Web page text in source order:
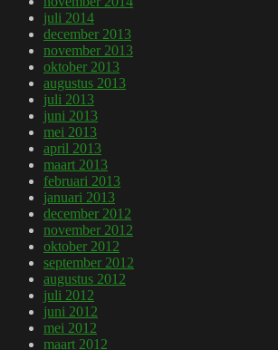
juli 2014
december 2013
november 2013
oktober 2013
augustus 2013
juli 2013
juni 2013
mei 2013
april 2013
maart 2013
februari 2013
januari 2013
december 2012
november 2012
oktober 2012
september 2012
augustus 2012
juli 2012
juni 2012
mei 2012
maart 2012